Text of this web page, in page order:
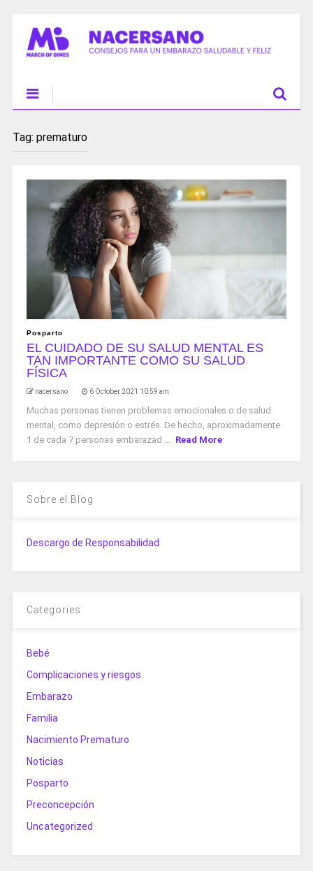
Tag: prematuro
Posparto
EL CUIDADO DE SU SALUD MENTAL ES
TAN IMPORTANTE COMO SU SALUD
FÍSICA
nacersano 6 October 2021 10:59 am
Muchas personas tienen problemas emocionales o de salud
mental, como depresión o estrés. De hecho, aproximadamente
1 de cada 7 personas embarazad ... Read More
Sobre el Blog
Descargo de Responsabilidad
Categories
Bebé
Complicaciones y riesgos
Embarazo
Familia
Nacimiento Prematuro
Noticias
Posparto
Preconcepción
Uncategorized